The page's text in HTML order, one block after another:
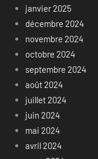
janvier 2025
décembre 2024
novembre 2024
octobre 2024
septembre 2024
août 2024
juillet 2024
juin 2024
mai 2024
avril 2024